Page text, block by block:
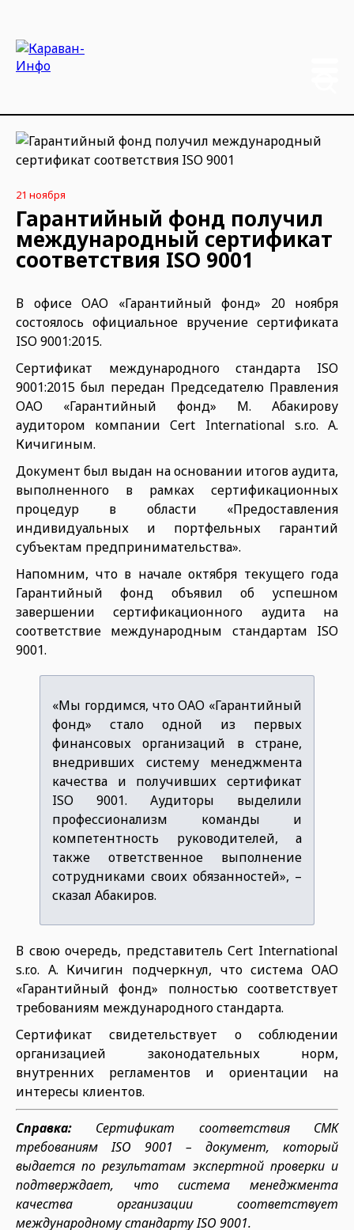
21 ноября
Гарантийный фонд получил
международный сертификат
соответствия ISO 9001
В офисе ОАО «Гарантийный фонд» 20 ноября
состоялось официальное вручение сертификата
ISO 9001:2015.
Сертификат международного стандарта ISO
9001:2015 был передан Председателю Правления
ОАО «Гарантийный фонд» М. Абакирову
аудитором компании Cert International s.r.o. А.
Кичигиным.
Документ был выдан на основании итогов аудита,
выполненного в рамках сертификационных
процедур в области «Предоставления
индивидуальных и портфельных гарантий
субъектам предпринимательства».
Напомним, что в начале октября текущего года
Гарантийный фонд объявил об успешном
завершении сертификационного аудита на
соответствие международным стандартам ISO
9001.
«Мы гордимся, что ОАО «Гарантийный
фонд» стало одной из первых
финансовых организаций в стране,
внедривших систему менеджмента
качества и получивших сертификат
ISO 9001. Аудиторы выделили
профессионализм команды и
компетентность руководителей, а
также ответственное выполнение
сотрудниками своих обязанностей», –
сказал Абакиров.
В свою очередь, представитель Cert International
s.r.o. А. Кичигин подчеркнул, что система ОАО
«Гарантийный фонд» полностью соответствует
требованиям международного стандарта.
Сертификат свидетельствует о соблюдении
организацией законодательных норм,
внутренних регламентов и ориентации на
интересы клиентов.
Справка: Сертификат соответствия СМК
требованиям ISO 9001 – документ, который
выдается по результатам экспертной проверки и
подтверждает, что система менеджмента
качества организации соответствует
международному стандарту ISO 9001.